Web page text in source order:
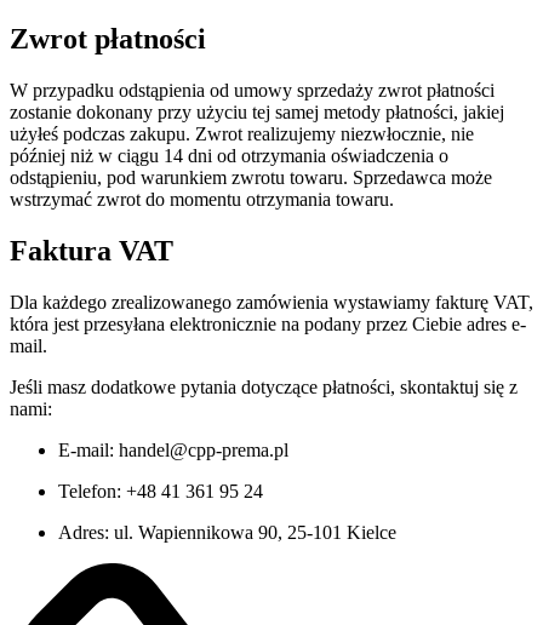
Zwrot płatności
W przypadku odstąpienia od umowy sprzedaży zwrot płatności
zostanie dokonany przy użyciu tej samej metody płatności, jakiej
użyłeś podczas zakupu. Zwrot realizujemy niezwłocznie, nie
później niż w ciągu 14 dni od otrzymania oświadczenia o
odstąpieniu, pod warunkiem zwrotu towaru. Sprzedawca może
wstrzymać zwrot do momentu otrzymania towaru.
Faktura VAT
Dla każdego zrealizowanego zamówienia wystawiamy fakturę VAT,
która jest przesyłana elektronicznie na podany przez Ciebie adres e-
mail.
Jeśli masz dodatkowe pytania dotyczące płatności, skontaktuj się z
nami:
E-mail: handel@cpp-prema.pl
Telefon: +48 41 361 95 24
Adres: ul. Wapiennikowa 90, 25-101 Kielce